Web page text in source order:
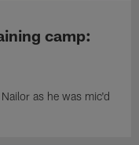
camp:
as he was mic'd